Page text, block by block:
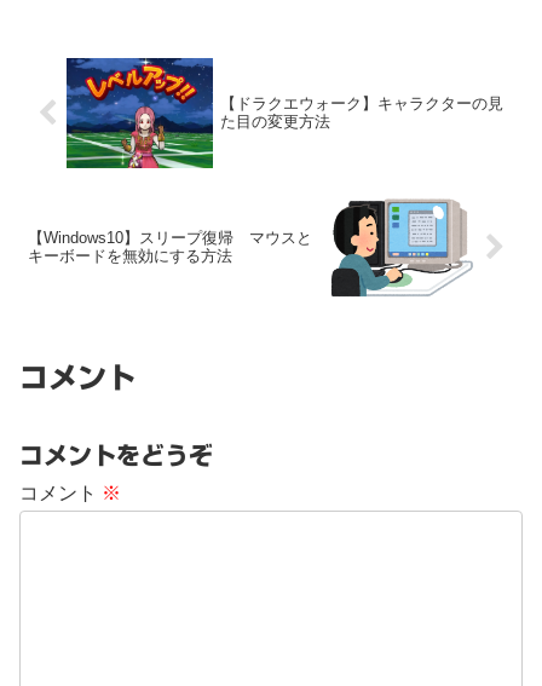
【ドラクエウォーク】キャラクターの見
た目の変更方法
【Windows10】スリープ復帰 マウスと
キーボードを無効にする方法
コメント
コメントをどうぞ
コメント ※